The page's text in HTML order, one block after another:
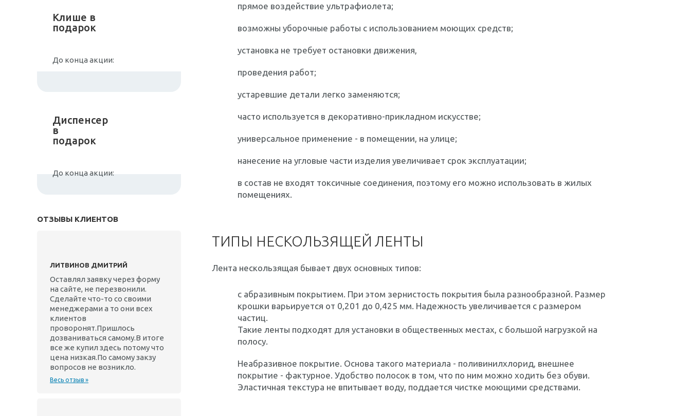
Клише в
подарок
До конца акции:
Диспенсер
в
подарок
До конца акции:
ОТЗЫВЫ КЛИЕНТОВ
ЛИТВИНОВ ДМИТРИЙ
Оставлял заявку через форму
на сайте, не перезвонили.
Сделайте что-то со своими
менеджерами а то они всех
клиентов
проворонят.Пришлось
дозваниваться самому.В итоге
все же купил здесь потому что
цена низкая.По самому закзу
вопросов не возникло.
Весь отзыв »
прямое воздействие ультрафиолета;
возможны уборочные работы с использованием моющих средств;
установка не требует остановки движения,
проведения работ;
устаревшие детали легко заменяются;
часто используется в декоративно-прикладном искусстве;
универсальное применение - в помещении, на улице;
нанесение на угловые части изделия увеличивает срок эксплуатации;
в состав не входят токсичные соединения, поэтому его можно использовать в жилых
помещениях.
ТИПЫ НЕСКОЛЬЗЯЩЕЙ ЛЕНТЫ
Лента нескользящая бывает двух основных типов:
с абразивным покрытием. При этом зернистость покрытия была разнообразной. Размер
крошки варьируется от 0,201 до 0,425 мм. Надежность увеличивается с размером
частиц.
Такие ленты подходят для установки в общественных местах, с большой нагрузкой на
полосу.
Неабразивное покрытие. Основа такого материала - поливинилхлорид, внешнее
покрытие - фактурное. Удобство полосок в том, что по ним можно ходить без обуви.
Эластичная текстура не впитывает воду, поддается чистке моющими средствами.